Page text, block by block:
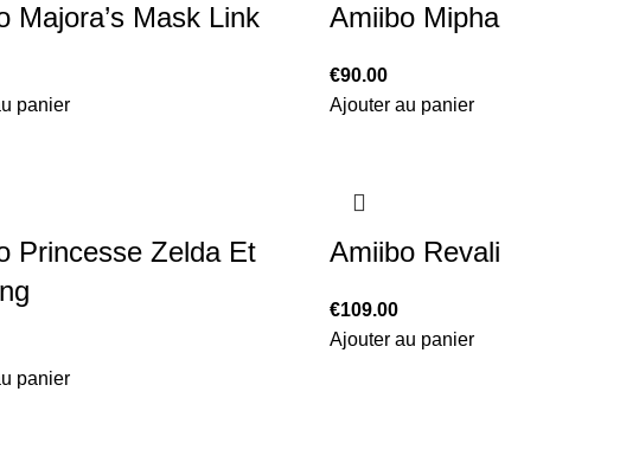
Majora’s Mask Link
panier
Amiibo Mipha
€90.00
Ajouter au panier
Princesse Zelda Et
panier
Amiibo Revali
€109.00
Ajouter au panier